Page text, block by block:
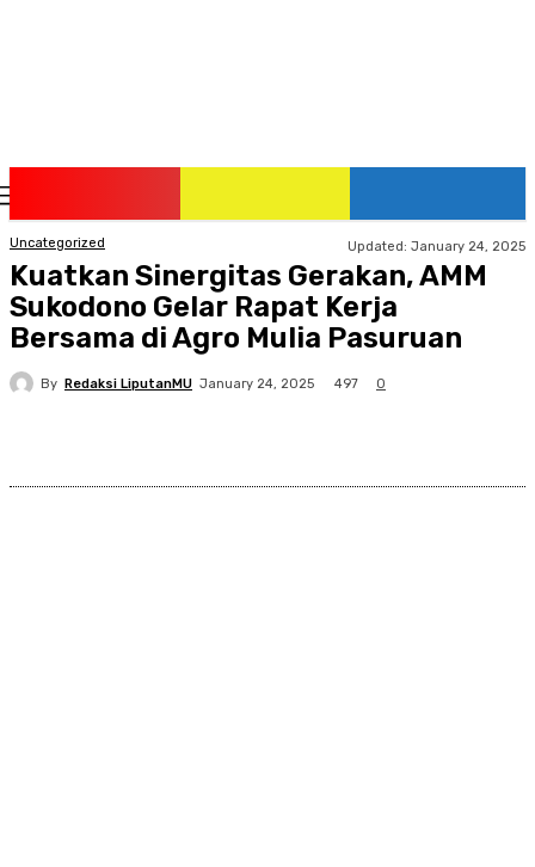
Uncategorized Updated: January 24, 2025
Kuatkan Sinergitas Gerakan, AMM
Sukodono Gelar Rapat Kerja
Bersama di Agro Mulia Pasuruan
By Redaksi LiputanMU January 24, 2025 497 0